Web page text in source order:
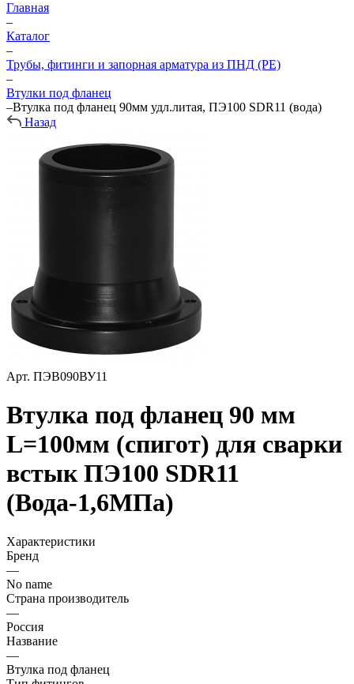
Главная
–
Каталог
–
Трубы, фитинги и запорная арматура из ПНД (PE)
–
Втулки под фланец
–Втулка под фланец 90мм удл.литая, ПЭ100 SDR11 (вода)
Назад
Арт. ПЭВ090ВУ11
Втулка под фланец 90 мм
L=100мм (спигот) для сварки
встык ПЭ100 SDR11
(Вода-1,6МПа)
Характеристики
Бренд
—
No name
Страна производитель
—
Россия
Название
—
Втулка под фланец